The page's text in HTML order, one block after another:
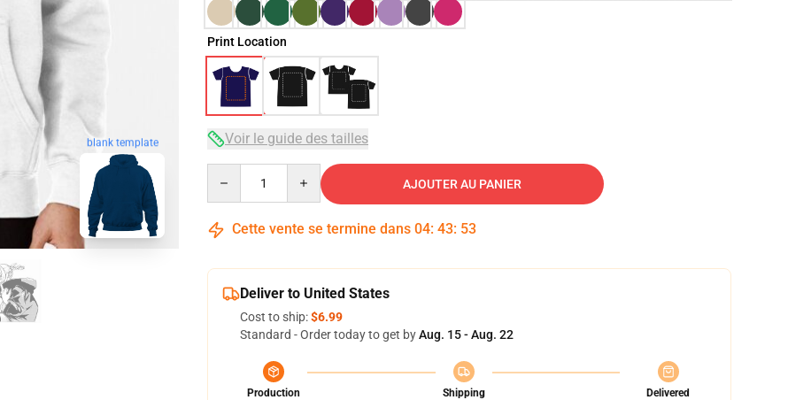
blank template
Print Location
Voir le guide des tailles
AJOUTER AU PANIER
Cette vente se termine dans 04: 43: 52
Deliver to United States
Cost to ship:$6.99
Standard - Order today to get byAug. 15 - Aug. 22
Production
Shipping
Delivered